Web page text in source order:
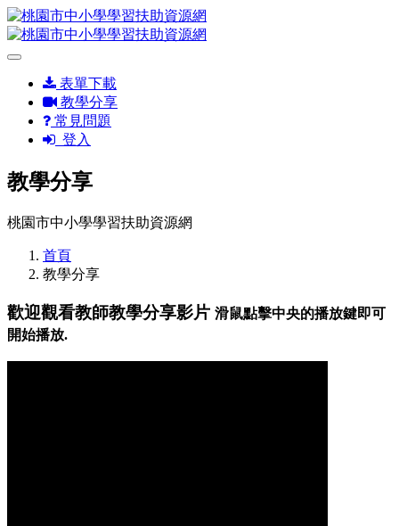
表單下載
教學分享
常見問題
登入
教學分享
桃園市中小學學習扶助資源網
首頁
教學分享
歡迎觀看教師教學分享影片 滑鼠點擊中央的播放鍵即可
開始播放.